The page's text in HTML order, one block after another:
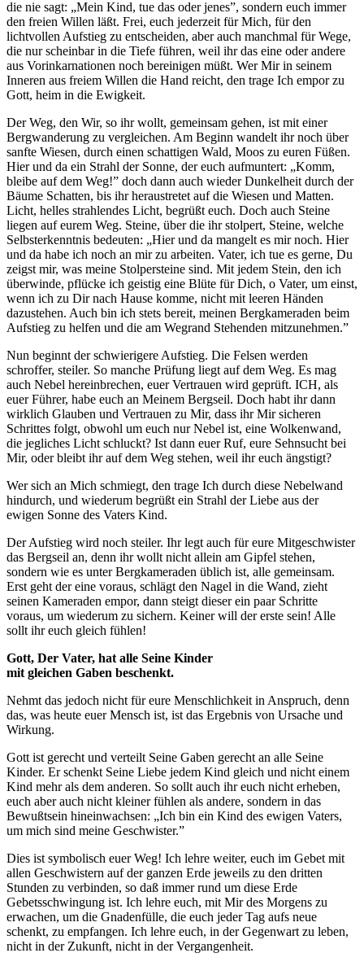
die nie sagt: „Mein Kind, tue das oder jenes”, sondern euch immer
den freien Willen läßt. Frei, euch jederzeit für Mich, für den
lichtvollen Aufstieg zu entscheiden, aber auch manchmal für Wege,
die nur scheinbar in die Tiefe führen, weil ihr das eine oder andere
aus Vorinkarnationen noch bereinigen müßt. Wer Mir in seinem
Inneren aus freiem Willen die Hand reicht, den trage Ich empor zu
Gott, heim in die Ewigkeit.
Der Weg, den Wir, so ihr wollt, gemeinsam gehen, ist mit einer
Bergwanderung zu vergleichen. Am Beginn wandelt ihr noch über
sanfte Wiesen, durch einen schattigen Wald, Moos zu euren Füßen.
Hier und da ein Strahl der Sonne, der euch aufmuntert: „Komm,
bleibe auf dem Weg!” doch dann auch wieder Dunkelheit durch der
Bäume Schatten, bis ihr heraustretet auf die Wiesen und Matten.
Licht, helles strahlendes Licht, begrüßt euch. Doch auch Steine
liegen auf eurem Weg. Steine, über die ihr stolpert, Steine, welche
Selbsterkenntnis bedeuten: „Hier und da mangelt es mir noch. Hier
und da habe ich noch an mir zu arbeiten. Vater, ich tue es gerne, Du
zeigst mir, was meine Stolpersteine sind. Mit jedem Stein, den ich
überwinde, pflücke ich geistig eine Blüte für Dich, o Vater, um einst,
wenn ich zu Dir nach Hause komme, nicht mit leeren Händen
dazustehen. Auch bin ich stets bereit, meinen Bergkameraden beim
Aufstieg zu helfen und die am Wegrand Stehenden mitzunehmen.”
Nun beginnt der schwierigere Aufstieg. Die Felsen werden
schroffer, steiler. So manche Prüfung liegt auf dem Weg. Es mag
auch Nebel hereinbrechen, euer Vertrauen wird geprüft. ICH, als
euer Führer, habe euch an Meinem Bergseil. Doch habt ihr dann
wirklich Glauben und Vertrauen zu Mir, dass ihr Mir sicheren
Schrittes folgt, obwohl um euch nur Nebel ist, eine Wolkenwand,
die jegliches Licht schluckt? Ist dann euer Ruf, eure Sehnsucht bei
Mir, oder bleibt ihr auf dem Weg stehen, weil ihr euch ängstigt?
Wer sich an Mich schmiegt, den trage Ich durch diese Nebelwand
hindurch, und wiederum begrüßt ein Strahl der Liebe aus der
ewigen Sonne des Vaters Kind.
Der Aufstieg wird noch steiler. Ihr legt auch für eure Mitgeschwister
das Bergseil an, denn ihr wollt nicht allein am Gipfel stehen,
sondern wie es unter Bergkameraden üblich ist, alle gemeinsam.
Erst geht der eine voraus, schlägt den Nagel in die Wand, zieht
seinen Kameraden empor, dann steigt dieser ein paar Schritte
voraus, um wiederum zu sichern. Keiner will der erste sein! Alle
sollt ihr euch gleich fühlen!
Gott, Der Vater, hat alle Seine Kinder
mit gleichen Gaben beschenkt.
Nehmt das jedoch nicht für eure Menschlichkeit in Anspruch, denn
das, was heute euer Mensch ist, ist das Ergebnis von Ursache und
Wirkung.
Gott ist gerecht und verteilt Seine Gaben gerecht an alle Seine
Kinder. Er schenkt Seine Liebe jedem Kind gleich und nicht einem
Kind mehr als dem anderen. So sollt auch ihr euch nicht erheben,
euch aber auch nicht kleiner fühlen als andere, sondern in das
Bewußtsein hineinwachsen: „Ich bin ein Kind des ewigen Vaters,
um mich sind meine Geschwister.”
Dies ist symbolisch euer Weg! Ich lehre weiter, euch im Gebet mit
allen Geschwistern auf der ganzen Erde jeweils zu den dritten
Stunden zu verbinden, so daß immer rund um diese Erde
Gebetsschwingung ist. Ich lehre euch, mit Mir des Morgens zu
erwachen, um die Gnadenfülle, die euch jeder Tag aufs neue
schenkt, zu empfangen. Ich lehre euch, in der Gegenwart zu leben,
nicht in der Zukunft, nicht in der Vergangenheit.